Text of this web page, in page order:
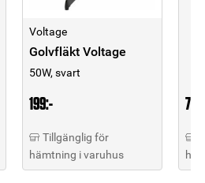
Voltage
Golvfläkt Voltage
50W, svart
199:-
Tillgänglig för
hämtning i varuhus